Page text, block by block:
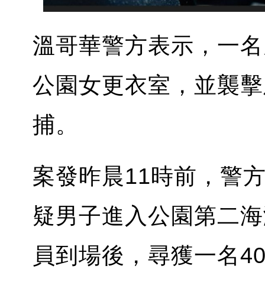
溫哥華警方表示，一
公園女更衣室，並襲
捕。
案發昨晨11時前，警
疑男子進入公園第二
員到場後，尋獲一名